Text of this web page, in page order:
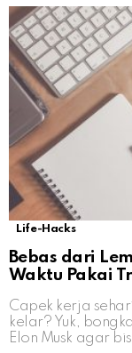
Life-Hacks
Bebas dari
Waktu Pakai
Capek kerja
kelar? Yuk,
Elon Musk agar